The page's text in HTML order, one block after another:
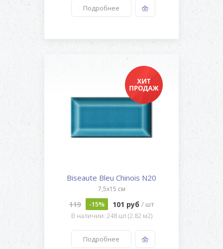
Подробнее
Biseaute Bleu Chinois N20
7,5x15 см
119 -15% 101 руб / шт
В наличии: 248 шт (2.82 м2)
Подробнее